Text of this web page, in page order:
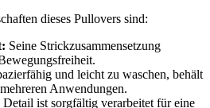
dieses Pullovers sind:
Seine Strickzusammensetzung
und leicht zu waschen, behält
Anwendungen.
Detail ist sorgfältig verarbeitet für eine